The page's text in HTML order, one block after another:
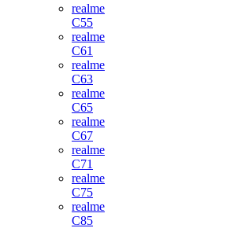
realme
C55
realme
C61
realme
C63
realme
C65
realme
C67
realme
C71
realme
C75
realme
C85